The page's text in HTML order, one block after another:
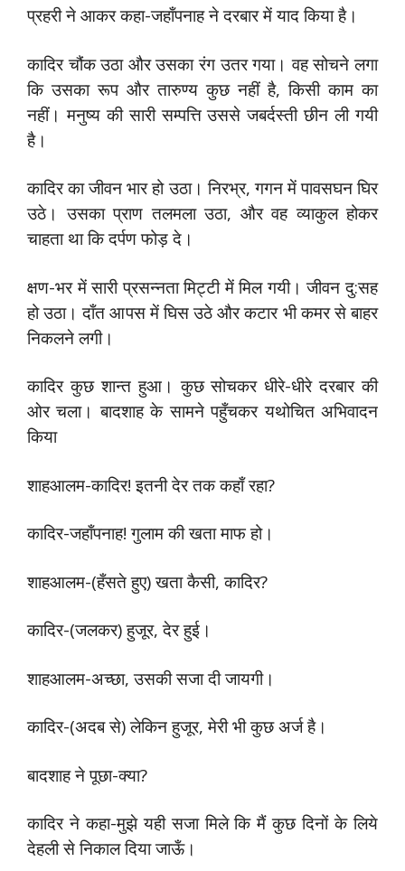
प्रहरी ने आकर कहा-जहाँपनाह ने दरबार में याद किया है।
कादिर चौंक उठा और उसका रंग उतर गया। वह सोचने लगा
कि उसका रूप और तारुण्य कुछ नहीं है, किसी काम का
नहीं। मनुष्य की सारी सम्पत्ति उससे जबर्दस्ती छीन ली गयी
है।
कादिर का जीवन भार हो उठा। निरभ्र, गगन में पावसघन घिर
उठे। उसका प्राण तलमला उठा, और वह व्याकुल होकर
चाहता था कि दर्पण फोड़ दे।
क्षण-भर में सारी प्रसन्नता मिट्टी में मिल गयी। जीवन दु:सह
हो उठा। दाँत आपस में घिस उठे और कटार भी कमर से बाहर
निकलने लगी।
कादिर कुछ शान्त हुआ। कुछ सोचकर धीरे-धीरे दरबार की
ओर चला। बादशाह के सामने पहुँचकर यथोचित अभिवादन
किया
शाहआलम-कादिर! इतनी देर तक कहाँ रहा?
कादिर-जहाँपनाह! गुलाम की खता माफ हो।
शाहआलम-(हँसते हुए) खता कैसी, कादिर?
कादिर-(जलकर) हुजूर, देर हुई।
शाहआलम-अच्छा, उसकी सजा दी जायगी।
कादिर-(अदब से) लेकिन हुजूर, मेरी भी कुछ अर्ज है।
बादशाह ने पूछा-क्या?
कादिर ने कहा-मुझे यही सजा मिले कि मैं कुछ दिनों के लिये
देहली से निकाल दिया जाऊँ।